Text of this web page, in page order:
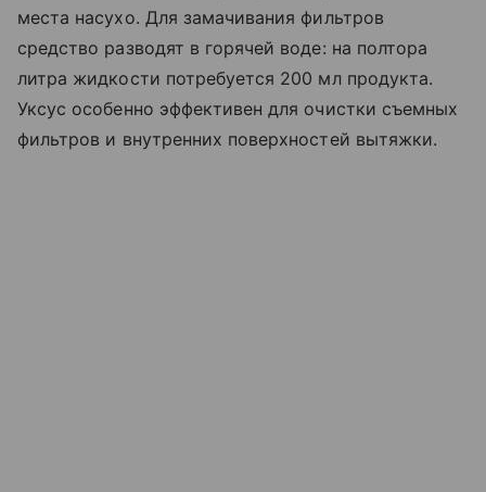
места насухо. Для замачивания фильтров
средство разводят в горячей воде: на полтора
литра жидкости потребуется 200 мл продукта.
Уксус особенно эффективен для очистки съемных
фильтров и внутренних поверхностей вытяжки.